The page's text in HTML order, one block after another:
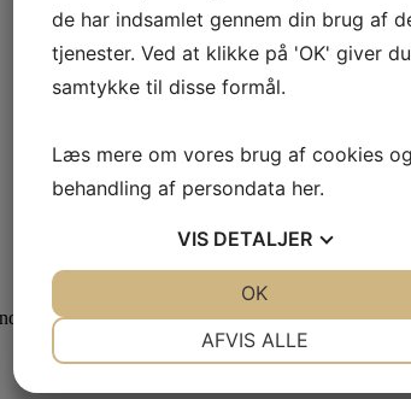
Se voresprivatlivspolitikher.
de har indsamlet gennem din brug af
tjenester. Ved at klikke på 'OK' giver du
samtykke til disse formål.
Læs mere om vores brug af cookies og
behandling af persondata her.
VIS DETALJER
AFVIS ALLE
OK